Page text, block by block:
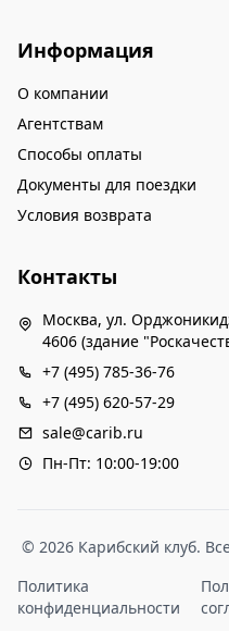
Информация
О компании
Агентствам
Способы оплаты
Документы для поездки
Условия возврата
Контакты
Москва, ул.
4606 (здание
+7 (495) 785-36-76
+7 (495) 620-57-29
sale@carib.ru
Пн-Пт: 10:00-19:00
© 2026 Карибский клуб.
Политика
конфиденциальности